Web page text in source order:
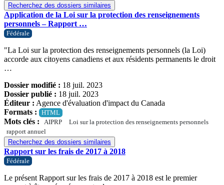
Recherchez des dossiers similaires
Application de la Loi sur la protection des renseignements
personnels – Rapport …
Fédérale
"La Loi sur la protection des renseignements personnels (la Loi)
accorde aux citoyens canadiens et aux résidents permanents le droit
…
Dossier modifié : 18 juil. 2023
Dossier publié : 18 juil. 2023
Éditeur : Agence d'évaluation d'impact du Canada
Formats :
HTML
Mots clés : AIPRP
Loi sur la protection des renseignements personnels
rapport annuel
Recherchez des dossiers similaires
Rapport sur les frais de 2017 à 2018
Fédérale
Le présent Rapport sur les frais de 2017 à 2018 est le premier